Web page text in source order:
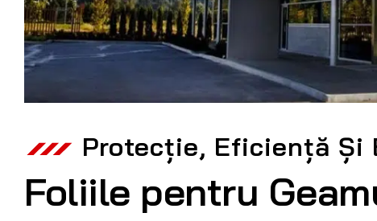
Protecție, Eficiență Și
Foliile pentru